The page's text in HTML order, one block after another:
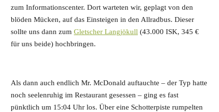
zum Informationscenter. Dort warteten wir, geplagt von den
blöden Mücken, auf das Einsteigen in den Allradbus. Dieser
sollte uns dann zum Gletscher Langjökull (43.000 ISK, 345 €
für uns beide) hochbringen.
Als dann auch endlich Mr. McDonald auftauchte – der Typ hatte
noch seelenruhig im Restaurant gesessen – ging es fast
pünktlich um 15:04 Uhr los. Über eine Schotterpiste rumpelten